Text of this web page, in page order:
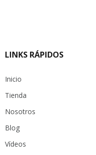
LINKS RÁPIDOS
Inicio
Tienda
Nosotros
Blog
Vídeos